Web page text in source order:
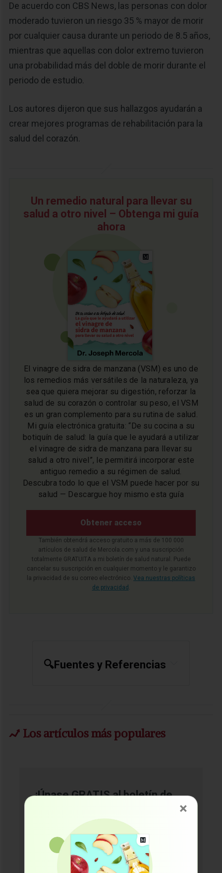
De acuerdo con CBS News, las personas con dolor
moderado tuvieron un riesgo 35 % mayor de morir
por cualquier causa durante un periodo de 8.5 años,
mientras que aquellas con dolor extremo tuvieron
una probabilidad más del doble de morir durante el
periodo de estudio.
Los autores dijeron que sus hallazgos ayudarán a
crear mejores programas de rehabilitación para la
salud del corazón.
Un remedio natural para llevar su
salud a otro nivel – Obtenga mi guía
ahora
El vinagre de sidra de manzana (VSM) es uno de
los remedios más versátiles de la naturaleza, ya
sea que quiera mejorar su digestión, reforzar la
salud de su corazón o controlar su peso, el VSM
es un gran complemento para su rutina de salud.
Mi guía electrónica gratuita: “De su cocina a su
botiquín de salud: la guía que le ayudará a utilizar
el vinagre de sidra de manzana para llevar su
salud a otro nivel”, le permitirá incorporar este
antiguo remedio a su régimen de salud.
Descubra todo lo que el VSM puede hacer por su
salud — Descargue hoy mismo esta guía
Obtener acceso
También obtendrá acceso gratuito a más de 100 000
artículos de salud de Mercola.com y una suscripción
totalmente GRATUITA a mi boletín de salud natural. Puede
cancelar su suscripción en cualquier momento y le garantizo
la privacidad de su correo electrónico. Vea nuestras políticas
de privacidad .
🔍Fuentes y Referencias
Los artículos más populares
¡Únase GRATIS al boletín de
Reciba las noticias más recientes y
confiables del Dr. Mercola
directamente en su correo
electrónico.
×